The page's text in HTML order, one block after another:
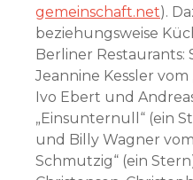
gemeinschaft.net).
beziehungsweise
Berliner Restaurants:
Jeannine Kessler
Ivo Ebert und
„Einsunternull“ (ein
und Billy Wagner
Schmutzig“ (ein